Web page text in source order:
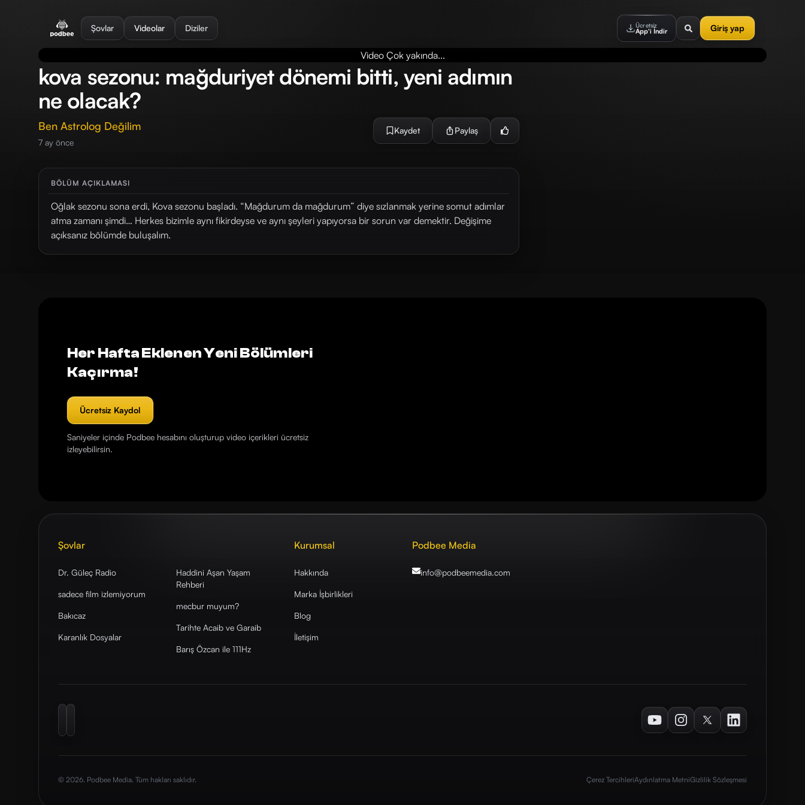
Şovlar Videolar Diziler Ücretsiz
App'i İndir Giriş yap
Video Çok yakında...
kova sezonu: mağduriyet dönemi bitti, yeni adımın
ne olacak?
Ben Astrolog Değilim
7 ay önce
Kaydet Paylaş
BÖLÜM AÇIKLAMASI
Oğlak sezonu sona erdi, Kova sezonu başladı. “Mağdurum da mağdurum” diye sızlanmak yerine somut adımlar
atma zamanı şimdi… Herkes bizimle aynı fikirdeyse ve aynı şeyleri yapıyorsa bir sorun var demektir. Değişime
açıksanız bölümde buluşalım.
Her Hafta Eklenen Yeni Bölümleri
Kaçırma!
Ücretsiz Kaydol
Saniyeler içinde Podbee hesabını oluşturup video içerikleri ücretsiz
izleyebilirsin.
Şovlar
Dr. Güleç Radio
sadece film izlemiyorum
Bakıcaz
Karanlık Dosyalar
Haddini Aşan Yaşam
Rehberi
mecbur muyum?
Tarihte Acaib ve Garaib
Barış Özcan ile 111Hz
Kurumsal
Hakkında
Marka İşbirlikleri
Blog
İletişim
Podbee Media
info@podbeemedia.com
YoutubeInstagramTwitterLinkedIn
© 2026. Podbee Media. Tüm hakları saklıdır. Çerez TercihleriAydınlatma MetniGizlilik Sözleşmesi